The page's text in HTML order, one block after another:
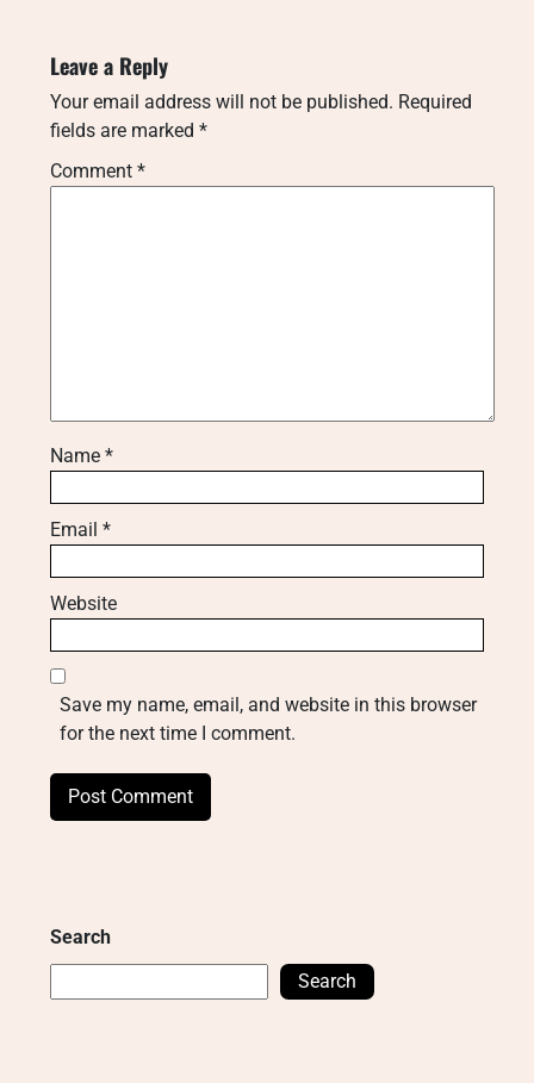
Leave a Reply
Your email address will not be published. Required
fields are marked *
Comment *
Name *
Email *
Website
Save my name, email, and website in this browser
for the next time I comment.
Search
Search